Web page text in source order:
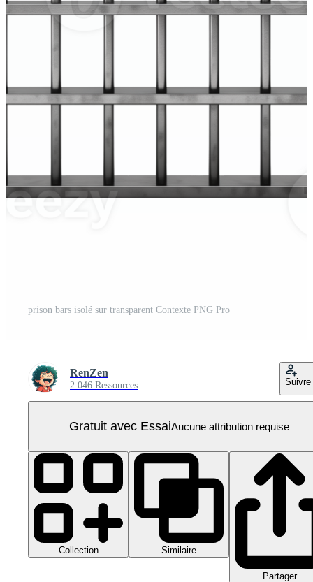
prison bars isolé sur transparent Contexte PNG Pro
RenZen
2 046 Ressources Suivre
Gratuit avec EssaiAucune attribution requise
Collection Similaire
Partager